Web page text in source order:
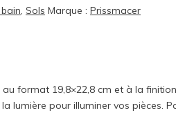
, Sols Marque : Prissmacer
format 19,8×22,8 cm et à la
lumière pour illuminer vos pièces.